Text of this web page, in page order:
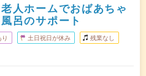
人ホームでおばあちゃ
呂のサポート
土日祝日が休み 残業なし